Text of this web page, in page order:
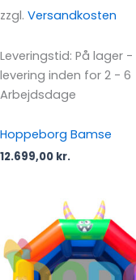
zzgl. Versandkosten
Leveringstid: På lager -
levering inden for 2 - 6
Arbejdsdage
Hoppeborg Bamse
12.699,00 kr.